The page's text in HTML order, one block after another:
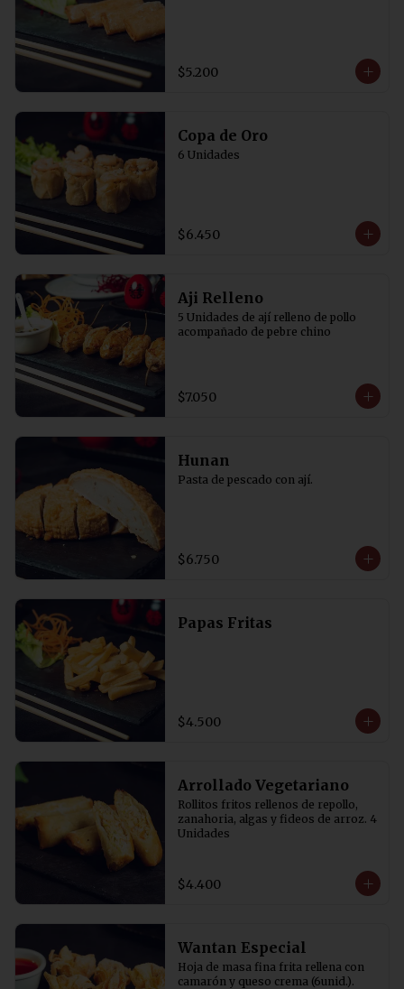
$5.200
Copa de Oro
6 Unidades
$6.450
Aji Relleno
5 Unidades de ají relleno de pollo
acompañado de pebre chino
$7.050
Hunan
Pasta de pescado con ají.
$6.750
Papas Fritas
$4.500
Arrollado Vegetariano
Rollitos fritos rellenos de repollo,
zanahoria, algas y fideos de arroz. 4
Unidades
$4.400
Wantan Especial
Hoja de masa fina frita rellena con
camarón y queso crema (6unid.).